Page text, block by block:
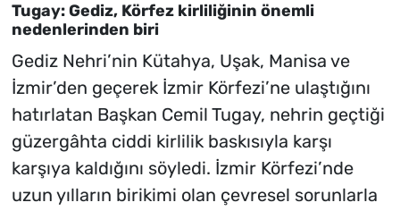
Tugay: Gediz, Körfez kirliliğinin önemli
nedenlerinden biri
Gediz Nehri’nin Kütahya, Uşak, Manisa ve
İzmir’den geçerek İzmir Körfezi’ne ulaştığını
hatırlatan Başkan Cemil Tugay, nehrin geçtiği
güzergâhta ciddi kirlilik baskısıyla karşı
karşıya kaldığını söyledi. İzmir Körfezi’nde
uzun yılların birikimi olan çevresel sorunlarla